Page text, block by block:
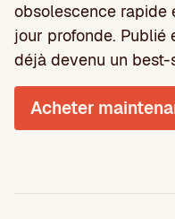
obsolescence rapide
jour profonde. Publié
déjà devenu un best-
Acheter